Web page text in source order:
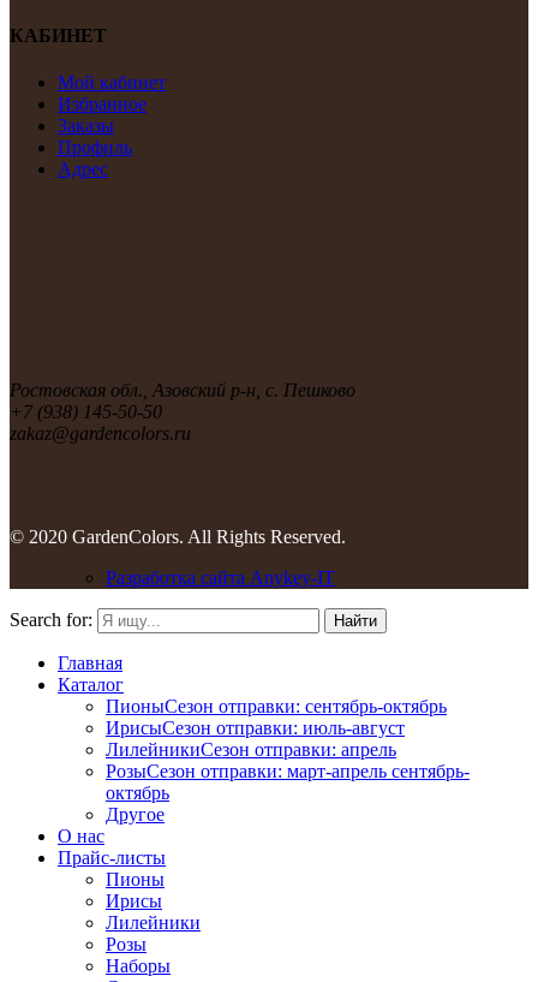
КАБИНЕТ
Мой кабинет
Избранное
Заказы
Профиль
Адрес
Ростовская обл., Азовский р-н, с. Пешково
+7 (938) 145-50-50
zakaz@gardencolors.ru
© 2020 GardenColors. All Rights Reserved.
Разработка сайта Anykey-IT
Search for: Найти
Главная
Каталог
ПионыСезон отправки: сентябрь-октябрь
ИрисыСезон отправки: июль-август
ЛилейникиСезон отправки: апрель
РозыСезон отправки: март-апрель сентябрь-
октябрь
Другое
О нас
Прайс-листы
Пионы
Ирисы
Лилейники
Розы
Наборы